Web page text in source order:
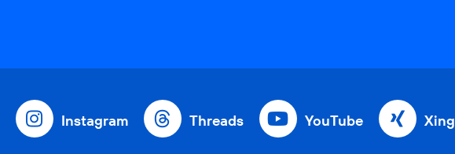
Instagram Threads YouTube Xing